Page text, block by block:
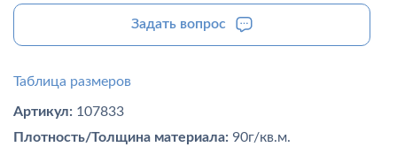
Задать вопрос
Таблица размеров
Артикул: 107833
Плотность/Толщина материала: 90г/кв.м.